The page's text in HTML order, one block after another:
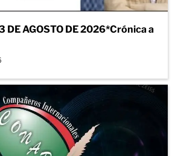
DE AGOSTO DE 2026*Crónica a